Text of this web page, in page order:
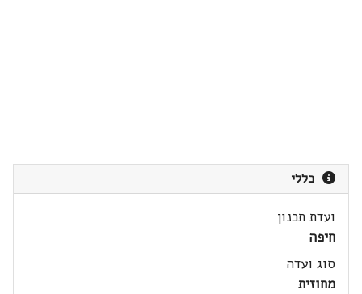
כללי
ועדת תכנון
חיפה
סוג ועדה
מחוזית